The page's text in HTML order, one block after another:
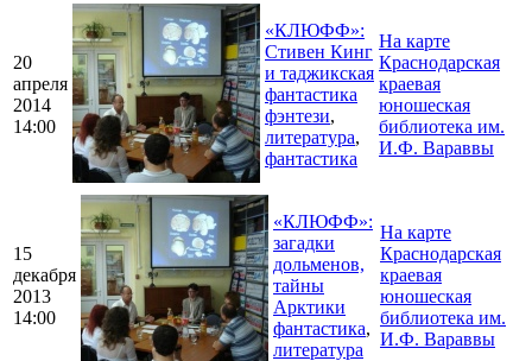
20
апреля
2014
14:00
«КЛЮФФ»:
Стивен Кинг
и таджикская
фантастика
фэнтези,
литература,
фантастика
На карте
Краснодарская
краевая
юношеская
библиотека им.
И.Ф. Вараввы
15
декабря
2013
14:00
«КЛЮФФ»:
загадки
дольменов,
тайны
Арктики
фантастика,
литература
На карте
Краснодарская
краевая
юношеская
библиотека им.
И.Ф. Вараввы